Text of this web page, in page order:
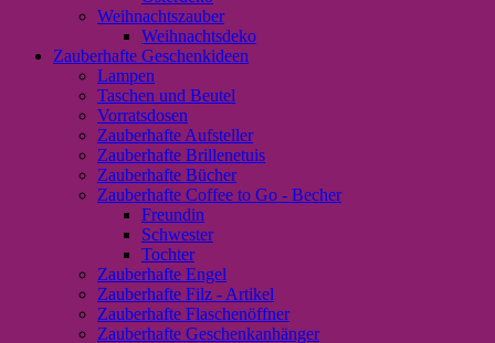
Weihnachtszauber
Weihnachtsdeko
Zauberhafte Geschenkideen
Lampen
Taschen und Beutel
Vorratsdosen
Zauberhafte Aufsteller
Zauberhafte Brillenetuis
Zauberhafte Bücher
Zauberhafte Coffee to Go - Becher
Freundin
Schwester
Tochter
Zauberhafte Engel
Zauberhafte Filz - Artikel
Zauberhafte Flaschenöffner
Zauberhafte Geschenkanhänger